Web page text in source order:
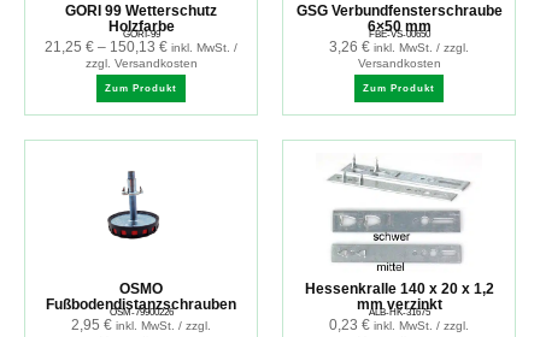
GORI 99 Wetterschutz
Holzfarbe
GORI-99
21,25 € – 150,13 € inkl. MwSt. /
zzgl. Versandkosten
Zum Produkt
GSG Verbundfensterschraube
6×50 mm
FBE-VS-00650
3,26 € inkl. MwSt. / zzgl.
Versandkosten
Zum Produkt
OSMO
Fußbodendistanzschrauben
OSM-79900226
2,95 € inkl. MwSt. / zzgl.
Hessenkralle 140 x 20 x 1,2
mm verzinkt
ALB-HK-31675
0,23 € inkl. MwSt. / zzgl.